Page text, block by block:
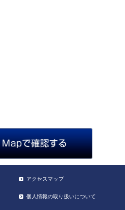
アクセスマップ
個人情報の取り扱いについて